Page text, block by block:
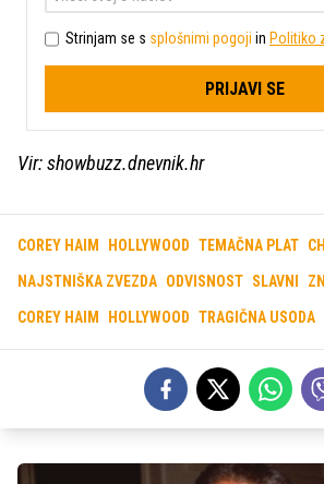
Strinjam se s splošnimi pogoji in Politiko
PRIJAVI SE
Vir: showbuzz.dnevnik.hr
COREY HAIM HOLLYWOOD TEMAČNA PLAT
NAJSTNIŠKA ZVEZDA ODVISNOST SLAVNI
COREY HAIM HOLLYWOOD TRAGIČNA USODA